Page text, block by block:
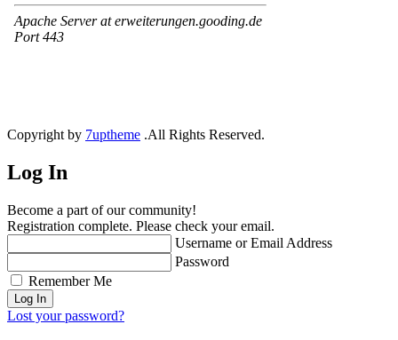
Copyright by 7uptheme .All Rights Reserved.
Log In
Become a part of our community!
Registration complete. Please check your email.
Username or Email Address
Password
Remember Me
Lost your password?